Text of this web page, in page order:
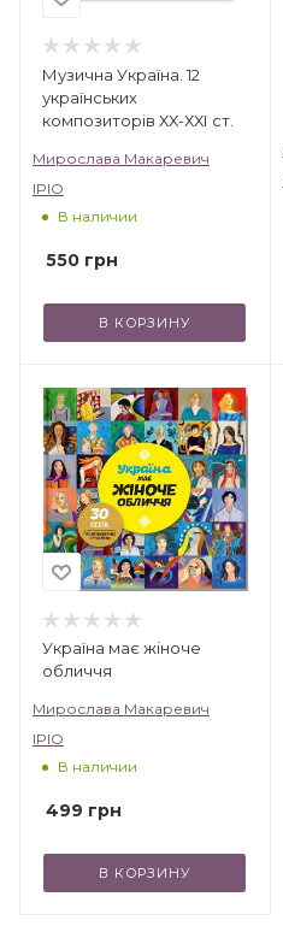
Музична Україна. 12
українських
композиторів ХХ-ХХІ ст.
Мирослава Макаревич
IPIO
В наличии
550 грн
В КОРЗИНУ
Україна має жіноче
обличчя
Мирослава Макаревич
IPIO
В наличии
499 грн
В КОРЗИНУ